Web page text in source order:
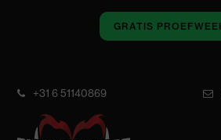
GRATIS
+31 6 51140869